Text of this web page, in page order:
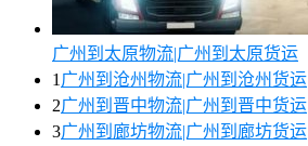
广州到太原物流|广州到太原货运
1 广州到沧州物流|广州到沧州货运
2广州到晋中物流|广州到晋中货运
3广州到廊坊物流|广州到廊坊货运